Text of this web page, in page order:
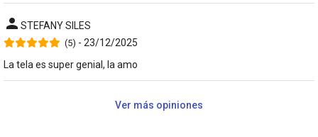
person STEFANY SILES
(5) - 23/12/2025
La tela es super genial, la amo
Ver más opiniones